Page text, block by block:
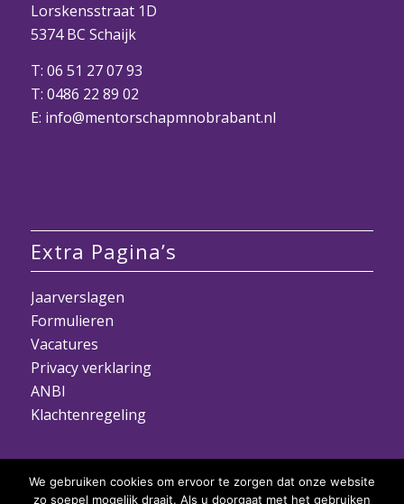
Lorskensstraat 1D
5374 BC Schaijk
T: 06 51 27 07 93
T: 0486 22 89 02
E: info@mentorschapmnobrabant.nl
Extra Pagina’s
Jaarverslagen
Formulieren
Vacatures
Privacy verklaring
ANBI
Klachtenregeling
We gebruiken cookies om ervoor te zorgen dat onze website
zo soepel mogelijk draait. Als u doorgaat met het gebruiken